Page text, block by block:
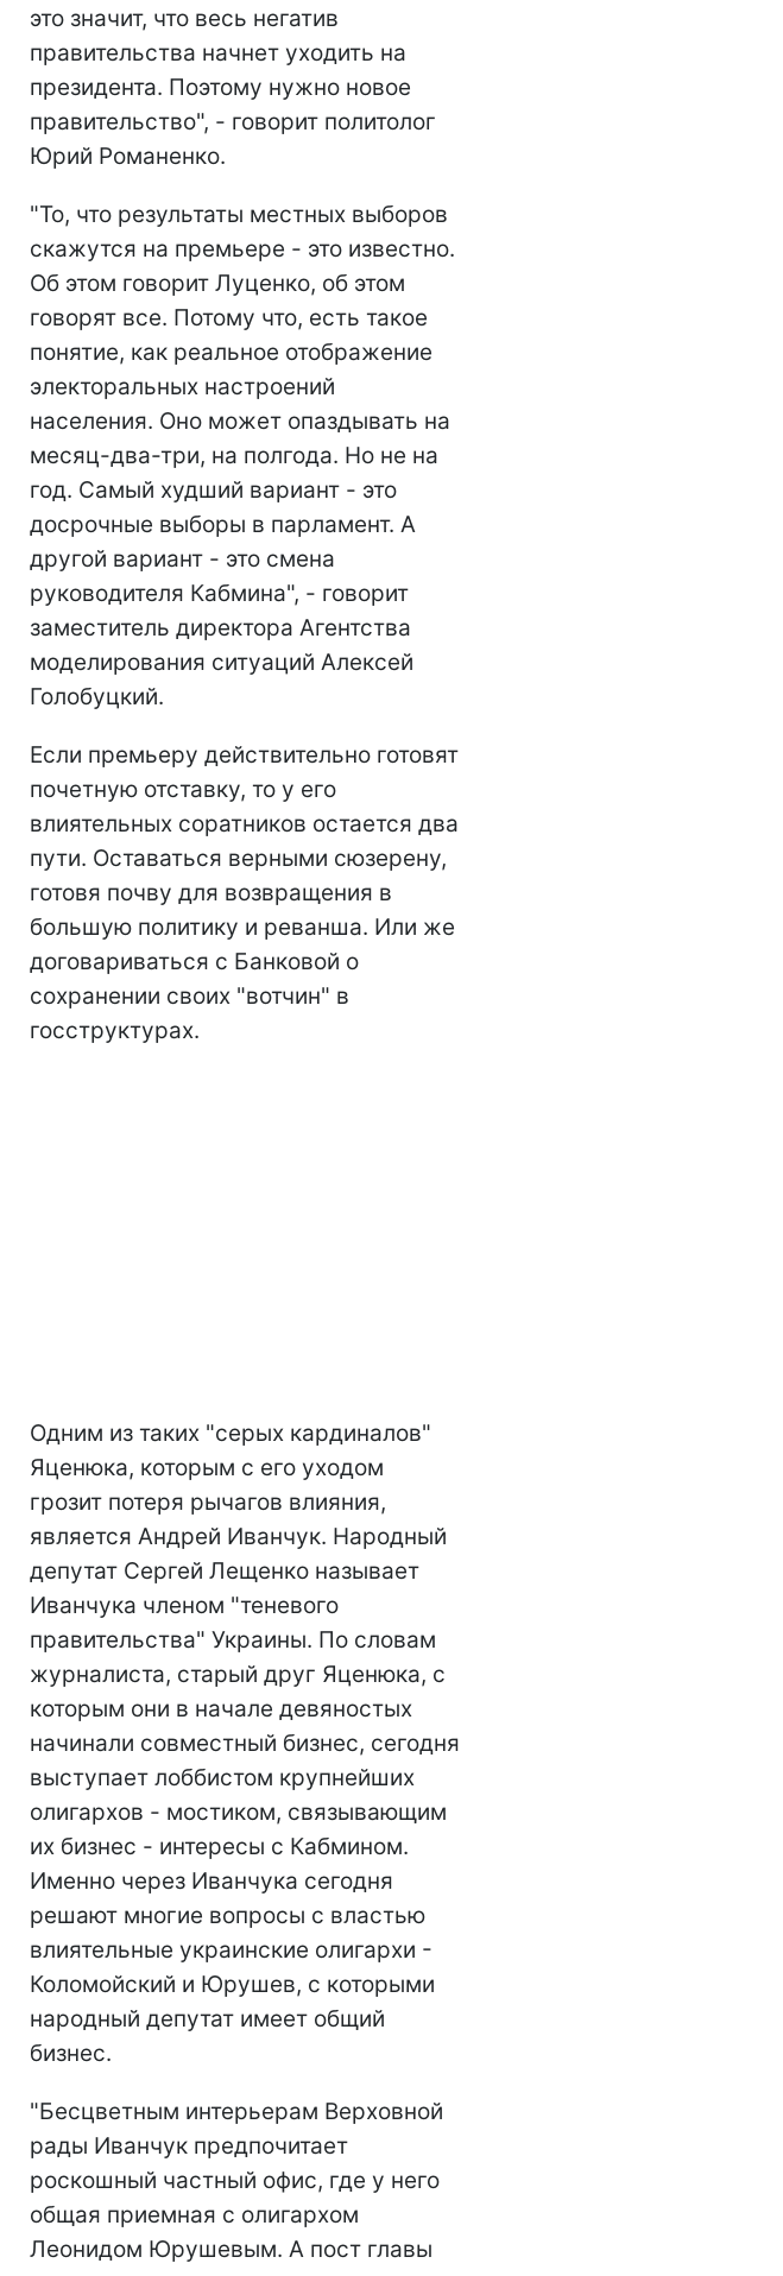
это значит, что весь негатив
правительства начнет уходить на
президента. Поэтому нужно новое
правительство", - говорит политолог
Юрий Романенко.
"То, что результаты местных выборов
скажутся на премьере - это известно.
Об этом говорит Луценко, об этом
говорят все. Потому что, есть такое
понятие, как реальное отображение
электоральных настроений
населения. Оно может опаздывать на
месяц-два-три, на полгода. Но не на
год. Самый худший вариант - это
досрочные выборы в парламент. А
другой вариант - это смена
руководителя Кабмина", - говорит
заместитель директора Агентства
моделирования ситуаций Алексей
Голобуцкий.
Если премьеру действительно готовят
почетную отставку, то у его
влиятельных соратников остается два
пути. Оставаться верными сюзерену,
готовя почву для возвращения в
большую политику и реванша. Или же
договариваться с Банковой о
сохранении своих "вотчин" в
госструктурах.
Одним из таких "серых кардиналов"
Яценюка, которым с его уходом
грозит потеря рычагов влияния,
является Андрей Иванчук. Народный
депутат Сергей Лещенко называет
Иванчука членом "теневого
правительства" Украины. По словам
журналиста, старый друг Яценюка, с
которым они в начале девяностых
начинали совместный бизнес, сегодня
выступает лоббистом крупнейших
олигархов - мостиком, связывающим
их бизнес - интересы с Кабмином.
Именно через Иванчука сегодня
решают многие вопросы с властью
влиятельные украинские олигархи -
Коломойский и Юрушев, с которыми
народный депутат имеет общий
бизнес.
"Бесцветным интерьерам Верховной
рады Иванчук предпочитает
роскошный частный офис, где у него
общая приемная с олигархом
Леонидом Юрушевым. А пост главы